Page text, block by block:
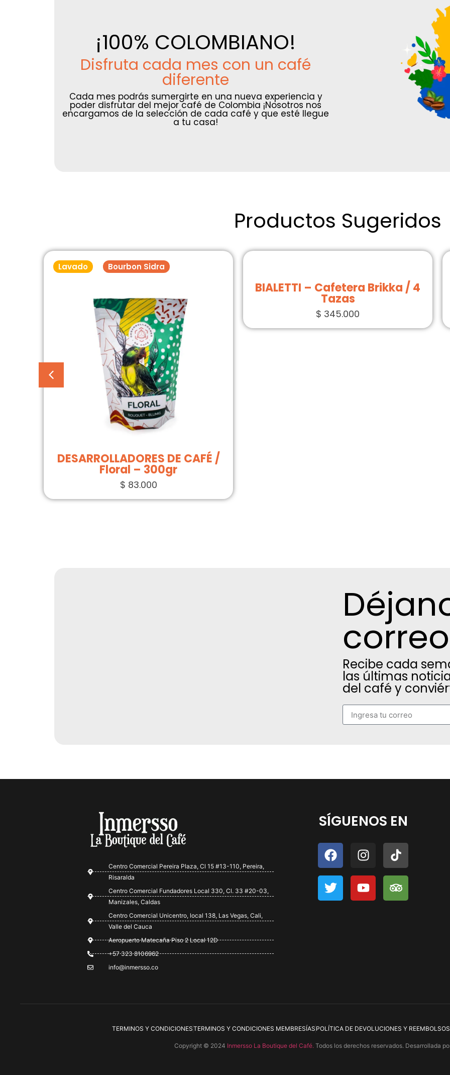
¡100% COLOMBIANO!
Disfruta cada mes con un café
diferente
Cada mes podrás sumergirte en una nueva experiencia y
poder disfrutar del mejor café de Colombia ¡Nosotros nos
encargamos de la selección de cada café y que esté llegue
a tu casa!
Productos Sugeridos
Lavado Bourbon Sidra
DESARROLLADORES DE CAFÉ /
Floral – 300gr
$ 83.000
BIALETTI – Cafetera Brikka / 4
Tazas
$ 345.000
correo
Recibe cada
las últimas
del café y
Centro Comercial Pereira Plaza, Cl 15 #13-110, Pereira,
Risaralda
Centro Comercial Fundadores Local 330, Cl. 33 #20-03,
Manizales, Caldas
Centro Comercial Unicentro, local 138, Las Vegas, Cali,
Valle del Cauca
Aeropuerto Matecaña Piso 2 Local 12D
+57 323 8106962
info@inmersso.co
SÍGUENOS EN
TERMINOS Y CONDICIONESTERMINOS Y CONDICIONES MEMBRESÍAS POLÍTICA DE DEVOLUCIONES Y REEMBOLSOS
Copyright © 2024 Inmersso La Boutique del Café. Todos los derechos reservados. Desarrollada